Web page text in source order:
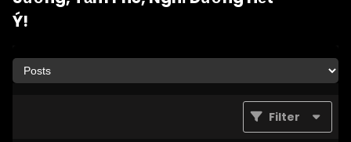
Ý!
Filter